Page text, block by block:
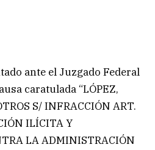
ante el Juzgado Federal
caratulada “LÓPEZ,
S/ INFRACCIÓN ART.
ILÍCITA Y
LA ADMINISTRACIÓN